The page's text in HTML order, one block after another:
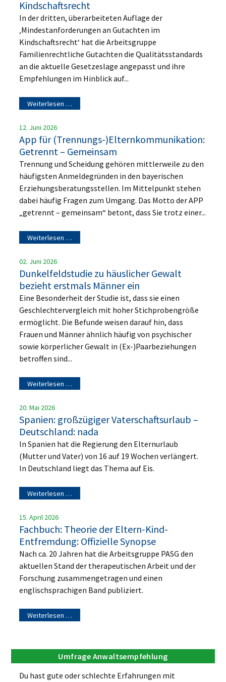
Kindschaftsrecht
In der dritten, überarbeiteten Auflage der
‚Mindestanforderungen an Gutachten im
Kindschaftsrecht‘ hat die Arbeitsgruppe
Familienrechtliche Gutachten die Qualitätsstandards
an die aktuelle Gesetzeslage angepasst und ihre
Empfehlungen im Hinblick auf...
Weiterlesen …
12. Juni 2026
App für (Trennungs-)Elternkommunikation:
Getrennt – Gemeinsam
Trennung und Scheidung gehören mittlerweile zu den
häufigsten Anmeldegründen in den bayerischen
Erziehungsberatungsstellen. Im Mittelpunkt stehen
dabei häufig Fragen zum Umgang. Das Motto der APP
„getrennt – gemeinsam“ betont, dass Sie trotz einer...
Weiterlesen …
02. Juni 2026
Dunkelfeldstudie zu häuslicher Gewalt
bezieht erstmals Männer ein
Eine Besonderheit der Studie ist, dass sie einen
Geschlechtervergleich mit hoher Stichprobengröße
ermöglicht. Die Befunde weisen darauf hin, dass
Frauen und Männer ähnlich häufig von psychischer
sowie körperlicher Gewalt in (Ex-)Paarbeziehungen
betroffen sind...
Weiterlesen …
20. Mai 2026
Spanien: großzügiger Vaterschaftsurlaub –
Deutschland: nada
In Spanien hat die Regierung den Elternurlaub
(Mutter und Vater) von 16 auf 19 Wochen verlängert.
In Deutschland liegt das Thema auf Eis.
Weiterlesen …
15. April 2026
Fachbuch: Theorie der Eltern-Kind-
Entfremdung: Offizielle Synopse
Nach ca. 20 Jahren hat die Arbeitsgruppe PASG den
aktuellen Stand der therapeutischen Arbeit und der
Forschung zusammengetragen und einen
englischsprachigen Band publiziert.
Weiterlesen …
Umfrage Anwaltsempfehlung
Du hast gute oder schlechte Erfahrungen mit